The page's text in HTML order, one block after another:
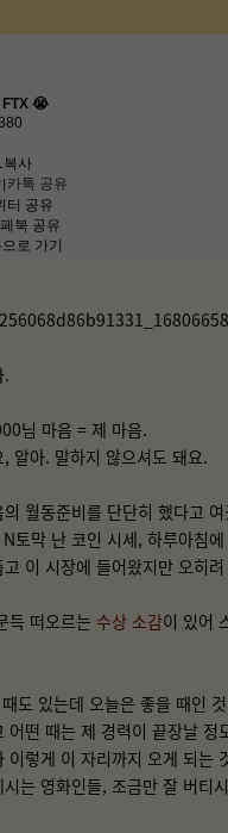
FTX 😭
사
카톡 공유
터 공유
페북 공유
로 가기
.
님 마음 = 제 마음.
, 알아. 말하지 않으셔도 돼요.
월동준비를 단단히 했다고
토막 난 코인 시세, 하루아침
이 시장에 들어왔지만 오히
득 떠오르는 수상 소감이 있어
도 있는데 오늘은 좋을 때인
떤 때는 제 경력이 끝장날 정
렇게 이 자리까지 오게 되는
는 영화인들, 조금만 잘 버티